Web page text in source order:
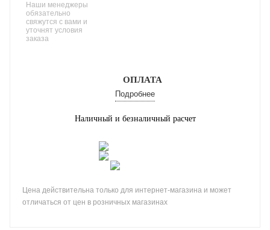
Наши менеджеры
обязательно
свяжутся с вами и
уточнят условия
заказа
ОПЛАТА
Подробнее
Наличный и безналичный расчет
Цена действительна только для интернет-магазина и может
отличаться от цен в розничных магазинах